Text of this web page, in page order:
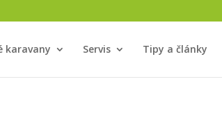
karavany Servis Tipy a články